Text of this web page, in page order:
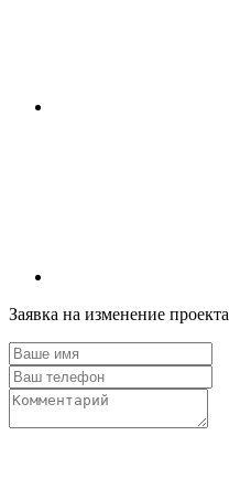
Заявка на изменение проекта